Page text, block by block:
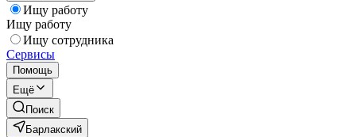
Ищу работу
Ищу работу
Ищу сотрудника
Сервисы
Помощь
Ещё
Поиск
Барлакский